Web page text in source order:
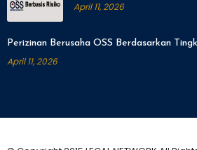
April 11, 2026
Perizinan Berusaha OSS Berdasarkan
April 11, 2026